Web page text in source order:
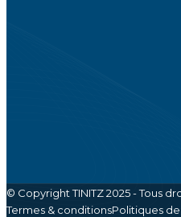
© Copyright TINITZ 2025 - Tous
Termes & conditionsPolitiques